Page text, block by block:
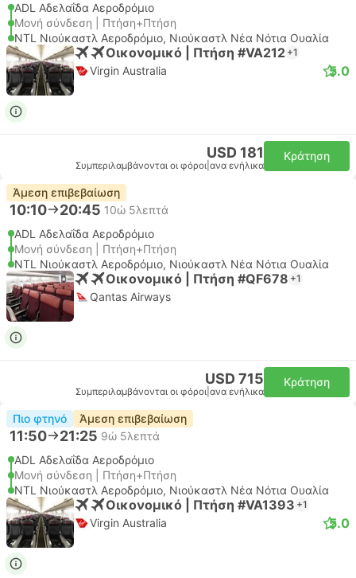
ADL Αδελαΐδα Αεροδρόμιο
Μονή σύνδεση | Πτήση+Πτήση
NTL Νιούκαστλ Αεροδρόμιο, Νιούκαστλ Νέα Νότια Ουαλία
Οικονομικό | Πτήση #VA212 +1
Virgin Australia 5.0
USD 181
Συμπεριλαμβάνονται οι φόροι ανα ενήλικα
Κράτηση
Άμεση επιβεβαίωση
10:10 20:45 10ώ 5λεπτά
ADL Αδελαΐδα Αεροδρόμιο
Μονή σύνδεση | Πτήση+Πτήση
NTL Νιούκαστλ Αεροδρόμιο, Νιούκαστλ Νέα Νότια Ουαλία
Οικονομικό | Πτήση #QF678 +1
Qantas Airways
USD 715
Συμπεριλαμβάνονται οι φόροι ανα ενήλικα
Κράτηση
Πιο φτηνό Άμεση επιβεβαίωση
11:50 21:25 9ώ 5λεπτά
ADL Αδελαΐδα Αεροδρόμιο
Μονή σύνδεση | Πτήση+Πτήση
NTL Νιούκαστλ Αεροδρόμιο, Νιούκαστλ Νέα Νότια Ουαλία
Οικονομικό | Πτήση #VA1393 +1
Virgin Australia 5.0